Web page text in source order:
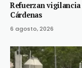
Refuerzan
Cárdenas
6 agosto, 2026